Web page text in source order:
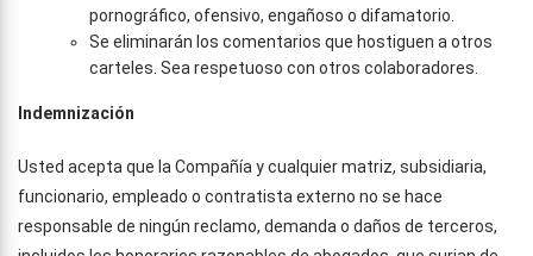
pornográfico, ofensivo, engañoso o difamatorio.
Se eliminarán los comentarios que hostiguen a otros
carteles. Sea respetuoso con otros colaboradores.
Indemnización
Usted acepta que la Compañía y cualquier matriz, subsidiaria,
funcionario, empleado o contratista externo no se hace
responsable de ningún reclamo, demanda o daños de terceros,